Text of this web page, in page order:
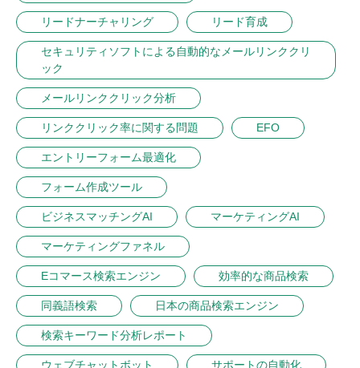
リードナーチャリング リード育成
セキュリティソフトによる自動的なメールリンククリ
ック
メールリンククリック分析
リンククリック率に関する問題 EFO
エントリーフォーム最適化
フォーム作成ツール
ビジネスマッチングAI マーケティングAI
マーケティングファネル
Eコマース検索エンジン 効率的な商品検索
同義語検索 日本の商品検索エンジン
検索キーワード分析レポート
ウェブチャットボット サポートの自動化